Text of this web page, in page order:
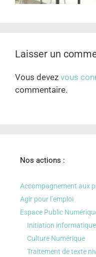
Laisser un
Vous devez vous
commentaire.
Nos actions :
Accompagnement aux
Agir pour l’emploi
Espace Public
Initiation informatique
Culture Numérique
Traitement de texte